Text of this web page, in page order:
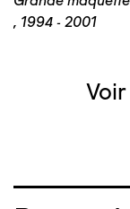
, 1994 - 2001